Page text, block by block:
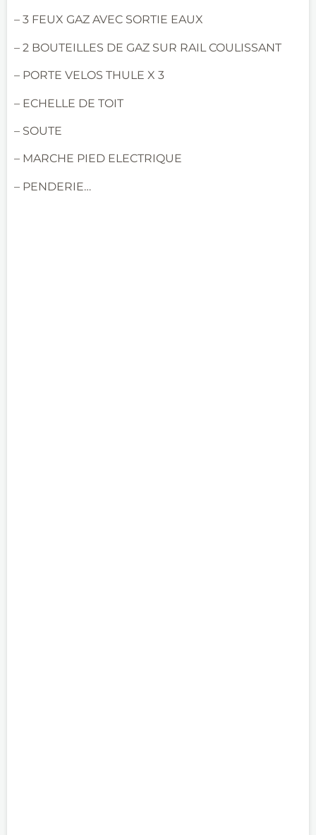
– 3 FEUX GAZ AVEC SORTIE EAUX
– 2 BOUTEILLES DE GAZ SUR RAIL COULISSANT
– PORTE VELOS THULE X 3
– ECHELLE DE TOIT
– SOUTE
– MARCHE PIED ELECTRIQUE
– PENDERIE…